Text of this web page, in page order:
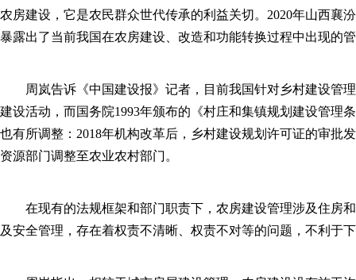
农房建设，它是农民群众世代传承的利益关切。2020年山西襄
暴露出了当前我国在农房建设、改造和功能转换过程中出现的
周岚告诉《中国建设报》记者，目前我国针对乡村建设管
建设活动，而国务院1993年颁布的《村庄和集镇规划建设管理
也有所调整：2018年机构改革后，乡村建设规划许可证的审批
资源部门调整至农业农村部门。
在现有的法规框架和部门职责下，农房建设管理涉及住房
及安全管理，存在着权责不清晰、权责不对等的问题，不利于